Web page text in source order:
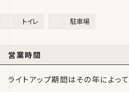
トイレ 駐車場
営業時間
ライトアップ期間はその年によっ